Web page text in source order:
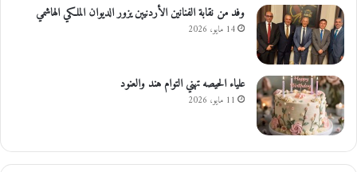
وفد من نقابة الفنانين الأردنيين يزور الديوان الملكي الهاشمي
14 مايو، 2026
علياء الحيصه تهني التوام هند والعنود
11 مايو، 2026